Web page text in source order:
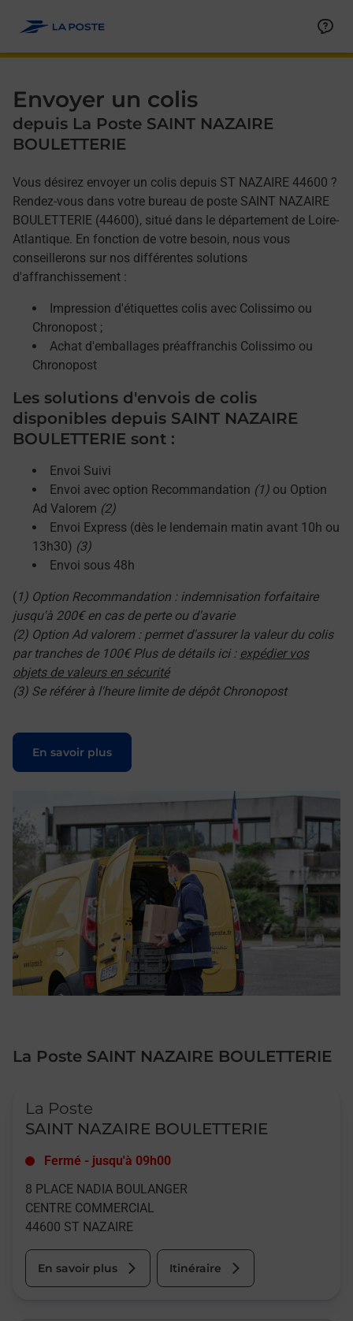
Envoyer un colis
depuis La Poste SAINT NAZAIRE
BOULETTERIE
Vous désirez envoyer un colis depuis ST NAZAIRE 44600 ?
Rendez-vous dans votre bureau de poste SAINT NAZAIRE
BOULETTERIE (44600), situé dans le département de Loire-
Atlantique. En fonction de votre besoin, nous vous
conseillerons sur nos différentes solutions
d'affranchissement :
Impression d'étiquettes colis avec Colissimo ou
Chronopost ;
Achat d'emballages préaffranchis Colissimo ou
Chronopost
Les solutions d'envois de colis
disponibles depuis SAINT NAZAIRE
BOULETTERIE sont :
Envoi Suivi
Envoi avec option Recommandation (1) ou Option
Ad Valorem (2)
Envoi Express (dès le lendemain matin avant 10h ou
13h30) (3)
Envoi sous 48h
( 1) Option Recommandation : indemnisation forfaitaire
jusqu'à 200€ en cas de perte ou d'avarie
(2) Option Ad valorem : permet d'assurer la valeur du colis
par tranches de 100€ Plus de détails ici : expédier vos
objets de valeurs en sécurité
(3) Se référer à l'heure limite de dépôt Chronopost
En savoir plus
Le lien s'ouvre dans un nouvel onglet
La Poste SAINT NAZAIRE BOULETTERIE
La Poste
SAINT NAZAIRE BOULETTERIE
Fermé - jusqu'à 09h00
8 PLACE NADIA BOULANGER
CENTRE COMMERCIAL
44600 ST NAZAIRE
En savoir plus Itinéraire